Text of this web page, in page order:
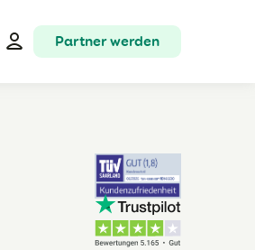
Partner werden